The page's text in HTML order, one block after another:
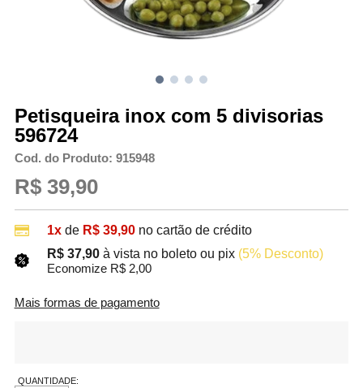
Petisqueira inox com 5 divisorias
596724
Cod. do Produto: 915948
R$ 39,90
1xde R$ 39,90 no cartão de crédito
R$ 37,90 à vista no boleto ou pix (5% Desconto)
Economize R$ 2,00
Mais formas de pagamento
QUANTIDADE: